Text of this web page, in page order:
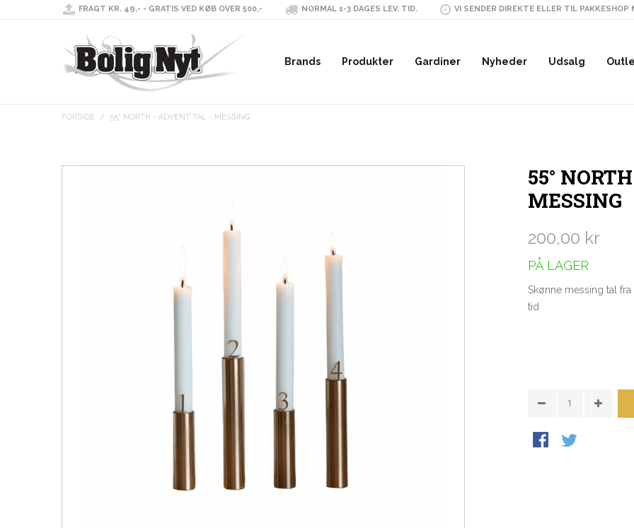
FRAGT KR. 49,- - GRATIS VED KØB OVER 500,- NORMAL 1-3 DAGES LEV. TID. VI SENDER DIREKTE ELLER TIL PAKKESHOP
Brands Produkter Gardiner Nyheder Udsalg
FORSIDE / 55° NORTH - ADVENT TAL - MESSING
55°
MESSING
200,00 kr
PÅ LAGER
Skønne messing tal
tid